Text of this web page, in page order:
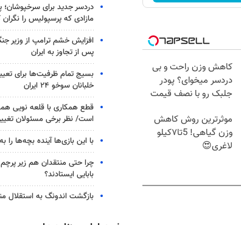
کاهش وزن راحت و بی
دردسر میخوای؟ پودر
جلبک رو با نصف قیمت
موثرترین روش کاهش
وزن گیاهی! 5تا۷کیلو
لاغری😍
دردسر جدید برای سرخپوشان؛
مازادی که پرسپولیس را نگران
افزایش خشم ترامپ از وزیر
پس از تجاوز به ایران
بسیج تمام ظرفیت‌ها برای
خلبانان سوخو ۲۴ ایران
قطع همکاری با قلعه نویی
است/ نظر برخی مسئولان
با این بازی‌ها آینده بچه‌ها را
چرا حتی منتقدان هم زیر
بابایی ایستادند؟
بازگشت اندونگ به استقلال